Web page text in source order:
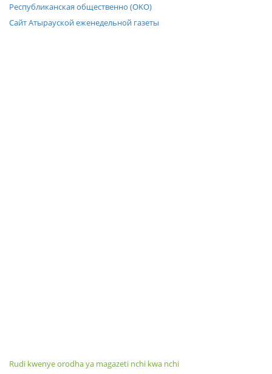
Республиканская общественно (OKO)
Сайт Атырауской еженедельной газеты
Rudi kwenye orodha ya magazeti nchi kwa nchi